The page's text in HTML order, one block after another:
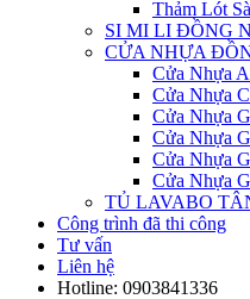
Thảm Lót
SI MI LI ĐỒNG
CỬA NHỰA
Cửa Nhựa
Cửa Nhựa
Cửa Nhựa
Cửa Nhựa
Cửa Nhựa
Cửa Nhựa
TỦ LAVABO
Công trình đã thi công
Tư vấn
Liên hệ
Hotline: 0903841336